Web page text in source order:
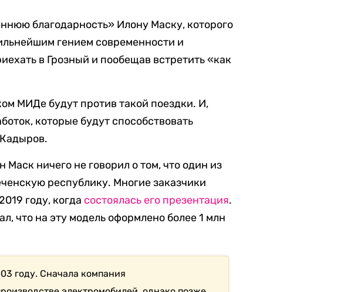
благодарность» Илону Маску, которого
гением современности и
в Грозный и пообещав встретить «как
МИДе будут против такой поездки. И,
которые будут способствовать
ничего не говорил о том, что один из
республику. Многие заказчики
году, когда состоялась его презентация.
что на эту модель оформлено более 1 млн
году. Сначала компания